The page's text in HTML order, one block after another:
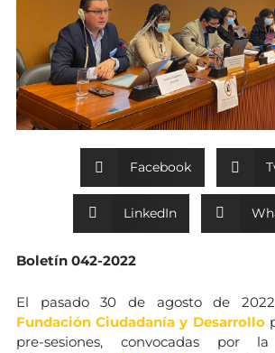
Facebook
LinkedIn
Boletín 042-2022
El pasado 30 de agosto de
Fundación Ciudadanía y Desarrollo
pre-sesiones, convocadas por la